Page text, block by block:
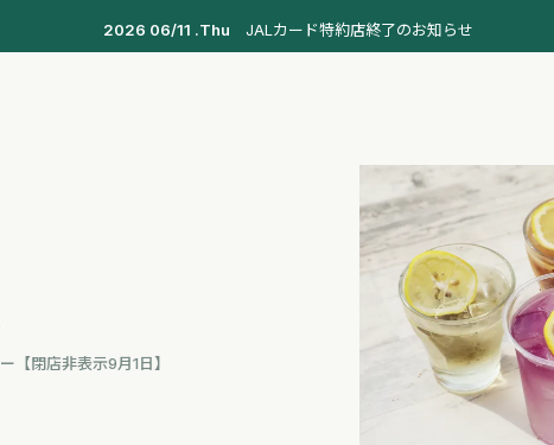
2026 06/11 .Thu JALカード特約店終了のお知らせ
【閉店非表示9月1日】